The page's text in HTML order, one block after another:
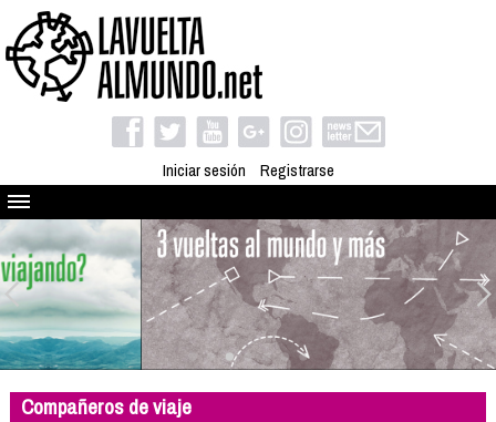
Iniciar sesión Registrarse
Quienes somos
El proyecto
Blog
Viaja con nosotros
Camino solidario
Libros
Compañeros de viaje